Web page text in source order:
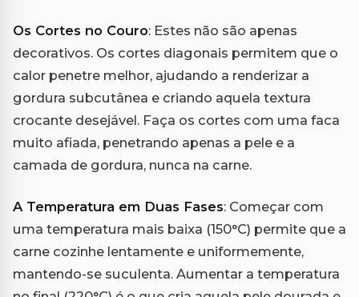
Os Cortes no Couro: Estes não são apenas
decorativos. Os cortes diagonais permitem que o
calor penetre melhor, ajudando a renderizar a
gordura subcutânea e criando aquela textura
crocante desejável. Faça os cortes com uma faca
muito afiada, penetrando apenas a pele e a
camada de gordura, nunca na carne.
A Temperatura em Duas Fases: Começar com
uma temperatura mais baixa (150°C) permite que a
carne cozinhe lentamente e uniformemente,
mantendo-se suculenta. Aumentar a temperatura